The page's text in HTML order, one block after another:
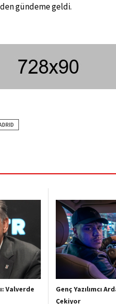
gündeme geldi.
Valverde
Genç Yazılımcı
Çekiyor